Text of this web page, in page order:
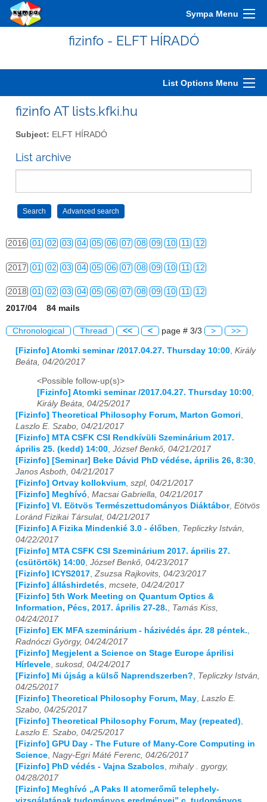
Sympa Menu
fizinfo - ELFT HÍRADÓ
List Options Menu
fizinfo AT lists.kfki.hu
Subject: ELFT HÍRADÓ
List archive
2007 01 02 03 04 05 06 07 08 09 10 11 12
2010 01 02 03 04 05 06 07 08 09 10 11 12
2013 01 02 03 04 05 06 07 08 09 10 11 12
2014 01 02 03 04 05 06 07 08 09 10 11 12
2015 01 02 03 04 05 06 07
2016 01 02 03 04 05 06 07 08 09 10 11 12
2017 01 02 03 04 05 06 07 08 09 10 11 12
2018 01 02 03 04 05 06 07 08 09 10 11 12
2021 01 02 03 04
01 02 03 04 05 06 07 08 09 10 11
2023 01 02 03 04 05 06 07 08 09 10 11 12
2024 01 02 03 04 05 06 07 08 09 10 11 12
2025 01 02 03 04 05 06 07 08 09 10 11 12
2026 01 02 03 04 05 06 07 08 09 10 11
2017/04 84 mails
Chronological Thread << < page # 3/3 > >>
[Fizinfo] Atomki seminar /2017.04.27. Thursday 10:00 Király
Beáta, 04/20/2017
<Possible follow-up(s)>
[Fizinfo] Atomki seminar /2017.04.27. Thursday 10:00,
Király Beáta, 04/25/2017
[Fizinfo] Theoretical Philosophy Forum, Marton Gomori,
Laszlo E. Szabo, 04/21/2017
[Fizinfo] MTA CSFK CSI Rendkívüli Szeminárium 2017.
április 25. (kedd) 14:00, József Benkő, 04/21/2017
[Fizinfo] [Seminar] Beke Dávid PhD védése, április 26, 8:30,
Janos Asboth, 04/21/2017
[Fizinfo] Ortvay kollokvium, szpl, 04/21/2017
[Fizinfo] Meghívó, Macsai Gabriella, 04/21/2017
[Fizinfo] VI. Eötvös Természettudományos Diáktábor, Eötvös
Loránd Fizikai Társulat, 04/21/2017
[Fizinfo] A Fizika Mindenkié 3.0 - élőben, Tepliczky István,
04/22/2017
[Fizinfo] MTA CSFK CSI Szeminárium 2017. április 27.
(csütörtök) 14:00, József Benkő, 04/23/2017
[Fizinfo] ICYS2017,Zsuzsa Rajkovits, 04/23/2017
[Fizinfo] álláshirdetés, mcsete, 04/24/2017
[Fizinfo] 5th Work Meeting on Quantum Optics &
Information, Pécs, 2017. április 27-28., Tamás Kiss,
04/24/2017
[Fizinfo] EK MFA szeminárium - házivédés ápr. 28 péntek.,
Radnóczi György, 04/24/2017
[Fizinfo] Megjelent a Science on Stage Europe áprilisi
Hírlevele, sukosd, 04/24/2017
[Fizinfo] Mi újság a külső Naprendszerben?, Tepliczky István,
04/25/2017
[Fizinfo] Theoretical Philosophy Forum, May, Laszlo E.
Szabo, 04/25/2017
[Fizinfo] Theoretical Philosophy Forum, May (repeated),
Laszlo E. Szabo, 04/25/2017
[Fizinfo] GPU Day - The Future of Many-Core Computing in
Science, Nagy-Egri Máté Ferenc, 04/26/2017
[Fizinfo] PhD védés - Vajna Szabolcs, mihaly . gyorgy,
04/28/2017
[Fizinfo] Meghívó „A Paks II atomerőmű telephely-